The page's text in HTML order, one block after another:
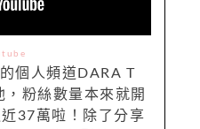
個人頻道DARA T
粉絲數量本來就開
近37萬啦！除了分享